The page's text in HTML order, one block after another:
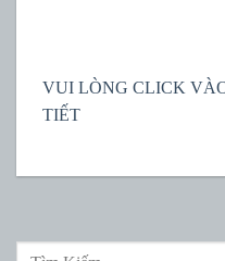
VUI LÒNG CLICK
TIẾT